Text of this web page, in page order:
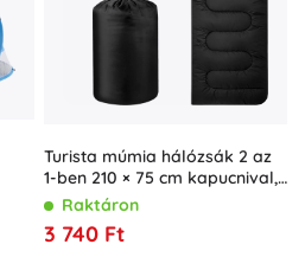
Turista múmia hálózsák 2 az
1-ben 210 × 75 cm kapucnival,
fekete
Raktáron
3 740 Ft